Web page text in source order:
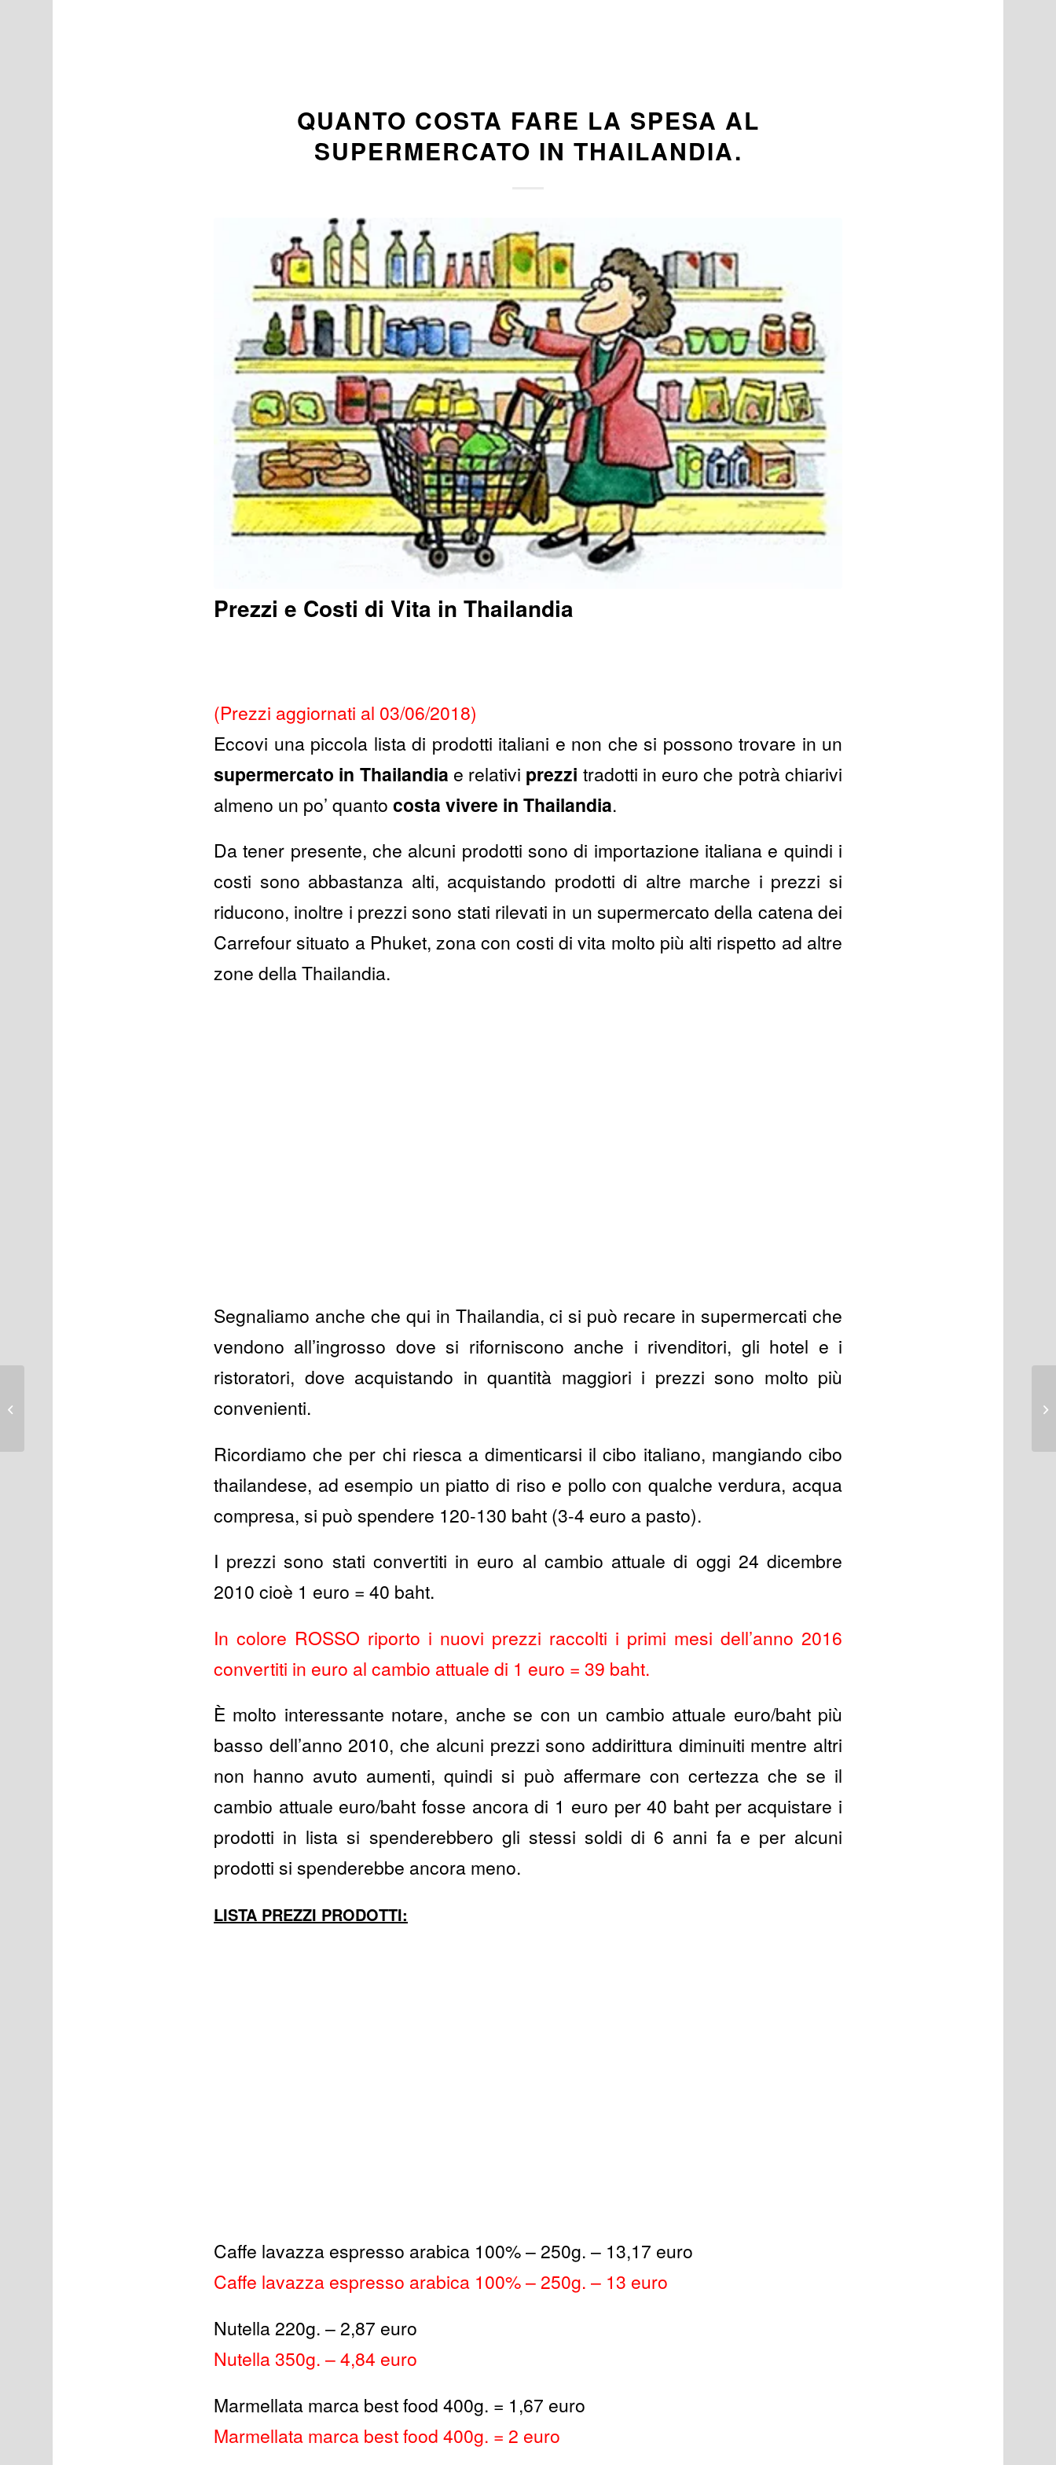
QUANTO COSTA FARE LA SPESA AL
SUPERMERCATO IN THAILANDIA.
Prezzi e Costi di Vita in Thailandia
(Prezzi aggiornati al 03/06/2018)
Eccovi una piccola lista di prodotti italiani e non che si possono trovare in un
supermercato in Thailandia e relativi prezzi tradotti in euro che potrà chiarivi
almeno un po’ quanto costa vivere in Thailandia.
Da tener presente, che alcuni prodotti sono di importazione italiana e quindi i
costi sono abbastanza alti, acquistando prodotti di altre marche i prezzi si
riducono, inoltre i prezzi sono stati rilevati in un supermercato della catena dei
Carrefour situato a Phuket, zona con costi di vita molto più alti rispetto ad altre
zone della Thailandia.
Segnaliamo anche che qui in Thailandia, ci si può recare in supermercati che
vendono all’ingrosso dove si riforniscono anche i rivenditori, gli hotel e i
ristoratori, dove acquistando in quantità maggiori i prezzi sono molto più
convenienti.
Ricordiamo che per chi riesca a dimenticarsi il cibo italiano, mangiando cibo
thailandese, ad esempio un piatto di riso e pollo con qualche verdura, acqua
compresa, si può spendere 120-130 baht (3-4 euro a pasto).
I prezzi sono stati convertiti in euro al cambio attuale di oggi 24 dicembre
2010 cioè 1 euro = 40 baht.
In colore ROSSO riporto i nuovi prezzi raccolti i primi mesi dell’anno 2016
convertiti in euro al cambio attuale di 1 euro = 39 baht.
È molto interessante notare, anche se con un cambio attuale euro/baht più
basso dell’anno 2010, che alcuni prezzi sono addirittura diminuiti mentre altri
non hanno avuto aumenti, quindi si può affermare con certezza che se il
cambio attuale euro/baht fosse ancora di 1 euro per 40 baht per acquistare i
prodotti in lista si spenderebbero gli stessi soldi di 6 anni fa e per alcuni
prodotti si spenderebbe ancora meno.
LISTA PREZZI PRODOTTI:
Caffe lavazza espresso arabica 100% – 250g. – 13,17 euro
Caffe lavazza espresso arabica 100% – 250g. – 13 euro
Nutella 220g. – 2,87 euro
Nutella 350g. – 4,84 euro
Marmellata marca best food 400g. = 1,67 euro
Marmellata marca best food 400g. = 2 euro